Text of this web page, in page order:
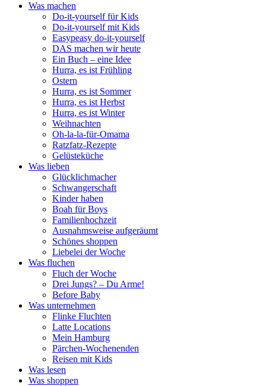
Was machen
Do-it-yourself für Kids
Do-it-yourself mit Kids
Easypeasy do-it-yourself
DAS machen wir heute
Ein Buch – eine Idee
Hurra, es ist Frühling
Ostern
Hurra, es ist Sommer
Hurra, es ist Herbst
Hurra, es ist Winter
Weihnachten
Oh-la-la-für-Omama
Ratzfatz-Rezepte
Gelüsteküche
Was lieben
Glücklichmacher
Schwangerschaft
Kinder haben
Boah für Boys
Familienhochzeit
Ausnahmsweise aufgeräumt
Schönes shoppen
Liebelei der Woche
Was fluchen
Fluch der Woche
Drei Jungs? – Du Arme!
Before Baby
Was unternehmen
Flinke Fluchten
Latte Locations
Mein Hamburg
Pärchen-Wochenenden
Reisen mit Kids
Was lesen
Was shoppen